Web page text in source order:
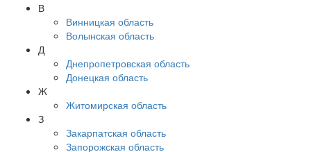
В
Винницкая область
Волынская область
Д
Днепропетровская область
Донецкая область
Ж
Житомирская область
З
Закарпатская область
Запорожская область